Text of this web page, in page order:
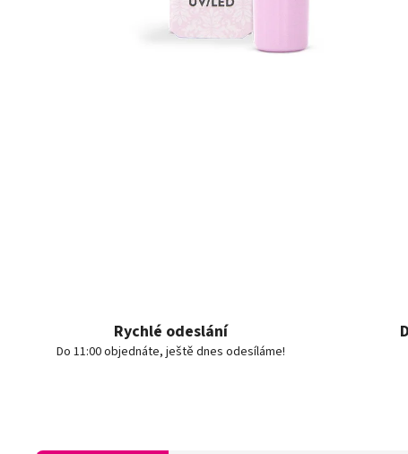
Rychlé odeslání
Do 11:00 objednáte, ještě dnes odesíláme!